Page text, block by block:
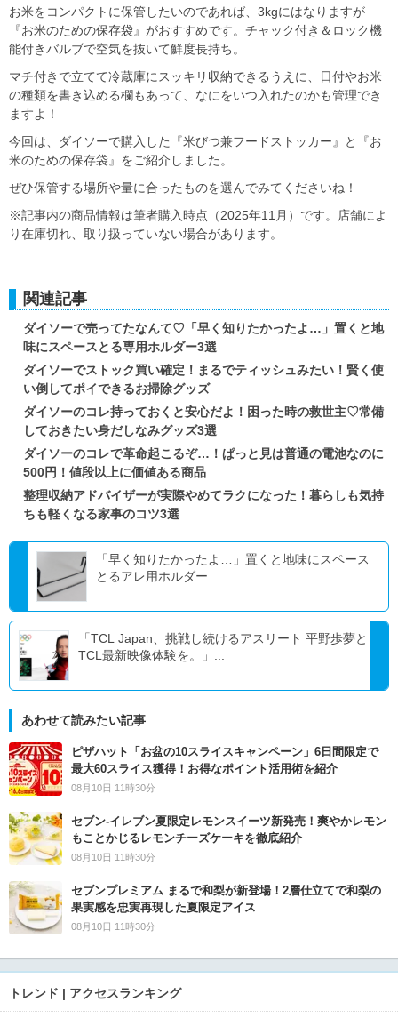
お米をコンパクトに保管したいのであれば、3kgにはなりますが
『お米のための保存袋』がおすすめです。チャック付き＆ロック機
能付きバルブで空気を抜いて鮮度長持ち。
マチ付きで立てて冷蔵庫にスッキリ収納できるうえに、日付やお米
の種類を書き込める欄もあって、なにをいつ入れたのかも管理でき
ますよ！
今回は、ダイソーで購入した『米びつ兼フードストッカー』と『お
米のための保存袋』をご紹介しました。
ぜひ保管する場所や量に合ったものを選んでみてくださいね！
※記事内の商品情報は筆者購入時点（2025年11月）です。店舗によ
り在庫切れ、取り扱っていない場合があります。
関連記事
ダイソーで売ってたなんて♡「早く知りたかったよ…」置くと地
味にスペースとる専用ホルダー3選
ダイソーでストック買い確定！まるでティッシュみたい！賢く使
い倒してポイできるお掃除グッズ
ダイソーのコレ持っておくと安心だよ！困った時の救世主♡常備
しておきたい身だしなみグッズ3選
ダイソーのコレで革命起こるぞ…！ぱっと見は普通の電池なのに
500円！値段以上に価値ある商品
整理収納アドバイザーが実際やめてラクになった！暮らしも気持
ちも軽くなる家事のコツ3選
「早く知りたかったよ…」置くと地味にスペース
とるアレ用ホルダー
「TCL Japan、挑戦し続けるアスリート 平野歩夢と
TCL最新映像体験を。」...
あわせて読みたい記事
ピザハット「お盆の10スライスキャンペーン」6日間限定で
最大60スライス獲得！お得なポイント活用術を紹介
08月10日 11時30分
セブン‐イレブン夏限定レモンスイーツ新発売！爽やかレモン
もことかじるレモンチーズケーキを徹底紹介
08月10日 11時30分
セブンプレミアム まるで和梨が新登場！2層仕立てで和梨の
果実感を忠実再現した夏限定アイス
08月10日 11時30分
トレンド | アクセスランキング